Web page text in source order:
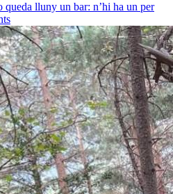
queda lluny un bar: n’hi ha un per